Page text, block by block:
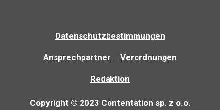
Datenschutzbestimmungen
Ansprechpartner Verordnungen
Redaktion
Copyright © 2023 Contentation sp. z o.o.